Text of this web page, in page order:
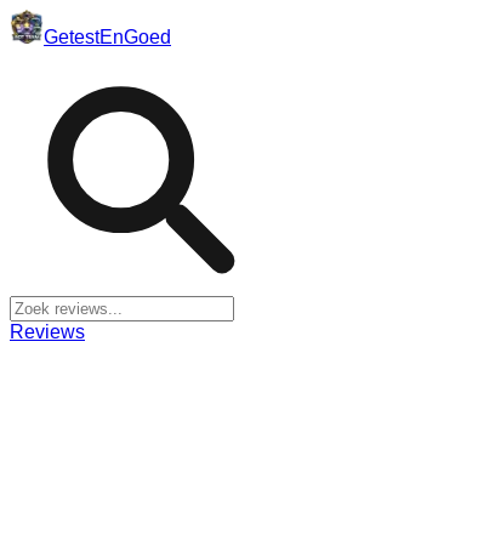
GetestEnGoed
Reviews